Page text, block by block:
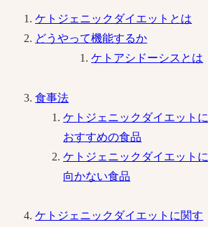
ケトジェニックダイエットとは
どうやって機能するか
ケトアシドーシスとは
食事法
ケトジェニックダイエットに
おすすめの食品
ケトジェニックダイエットに
向かない食品
ケトジェニックダイエットに関す